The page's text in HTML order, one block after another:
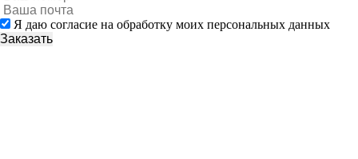
Я даю согласие на обработку моих персональных данных